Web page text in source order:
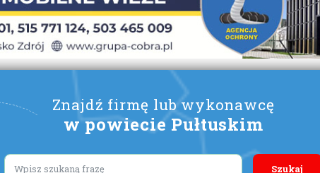
Znajdź firmę lub wykonawcę
w powiecie Pułtuskim
Lorem ipsum